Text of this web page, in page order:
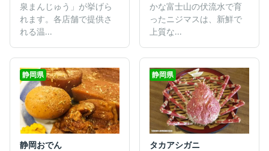
泉まんじゅう」が挙げら
れます。各店舗で提供さ
れる温...
かな富士山の伏流水で育
ったニジマスは、新鮮で
上質な...
静岡県
静岡おでん
静岡県
タカアシガニ